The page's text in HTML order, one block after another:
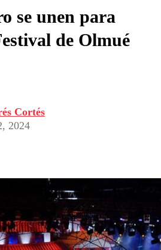
se unen para
de Olmué
Cortés
2024